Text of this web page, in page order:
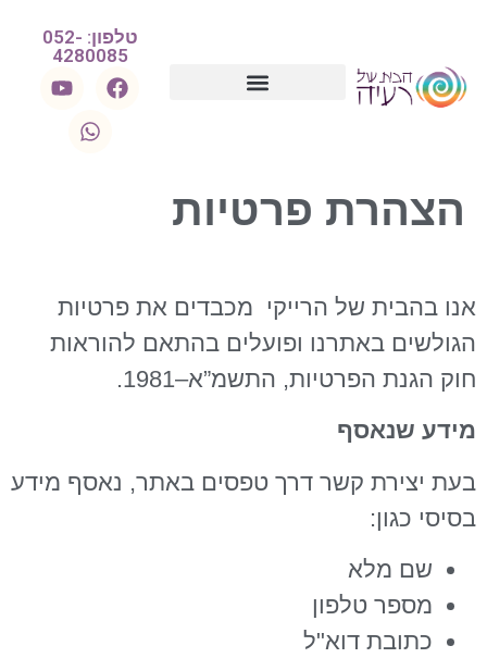
טלפון: 052-
4280085
הצהרת פרטיות
אנו בהבית של הרייקי מכבדים את פרטיות
הגולשים באתרנו ופועלים בהתאם להוראות
חוק הגנת הפרטיות, התשמ”א–1981.
מידע שנאסף
בעת יצירת קשר דרך טפסים באתר, נאסף מידע
בסיסי כגון:
שם מלא
מספר טלפון
כתובת דוא"ל